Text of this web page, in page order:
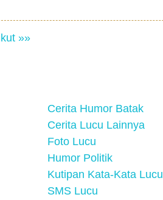
»»
Cerita Humor Batak
Cerita Lucu Lainnya
Foto Lucu
Humor Politik
Kutipan Kata-Kata Lucu
SMS Lucu